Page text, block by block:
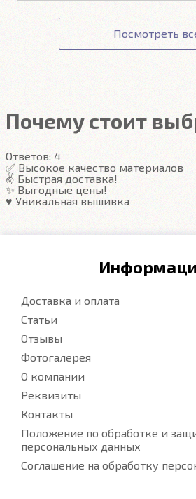
Точную стоимость доставки
оформлении заказа.
Получение товара.
Гарантия на автоковрики 1
сотрудники доступа не имеют.
Посмотреть
Почему стоит
Ответов: 4
✅ Высокое качество материалов
✌️ Быстрая доставка!
✨ Выгодные цены!
♥️ Уникальная вышивка
Доставка и оплата
Статьи
Отзывы
Фотогалерея
О компании
Реквизиты
Контакты
Положение по обработке и
персональных данных
Соглашение на обработку